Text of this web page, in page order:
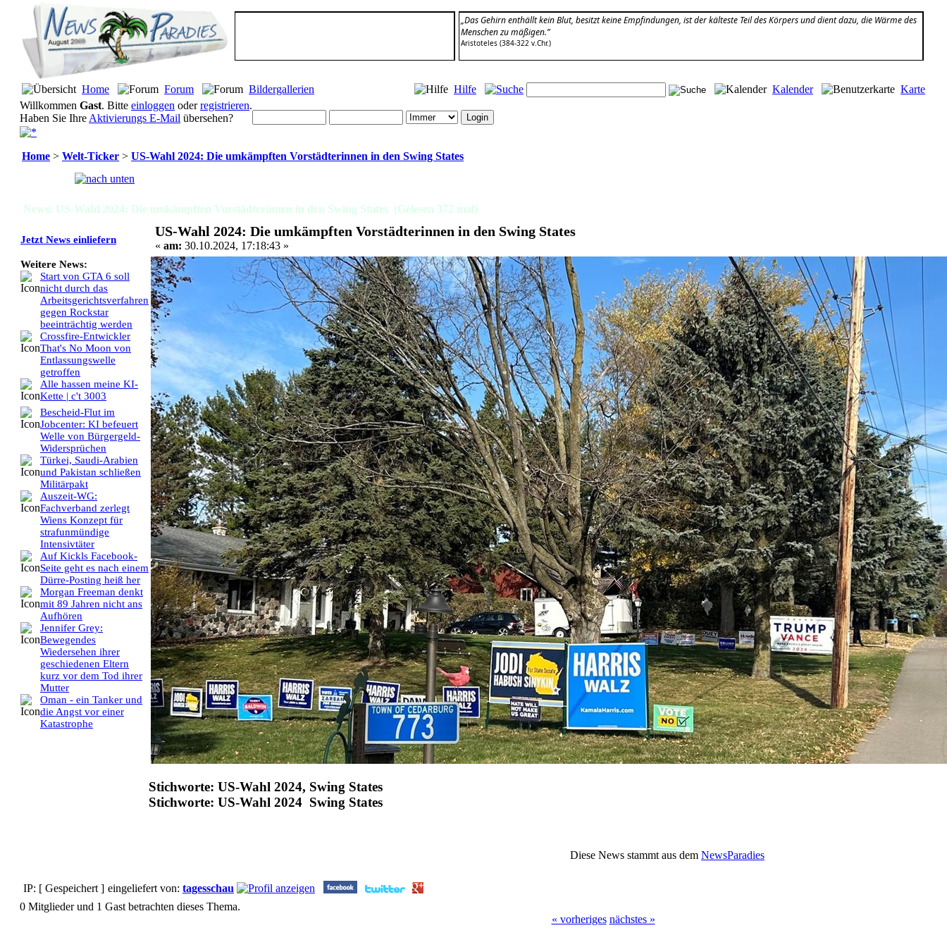
„Das Gehirn enthällt kein Blut, besitzt keine Empfindungen, ist der kälteste Teil des Körpers und dient dazu, die Wärme des
Menschen zu mäßigen.”
Aristoteles (384-322 v.Chr.)
Home Forum Bildergallerien Hilfe Kalender
Karte
Willkommen Gast. Bitte einloggen oderregistrieren.
Haben Sie Ihre Aktivierungs E-Mail übersehen?
Home > Welt-Ticker > US-Wahl 2024: Die umkämpften Vorstädterinnen in den Swing States
News: US-Wahl 2024: Die umkämpften Vorstädterinnen in den Swing States (Gelesen 372 mal)
Jetzt News einliefern
Weitere News:
Start von GTA 6 soll
nicht durch das
Arbeitsgerichtsverfahren
gegen Rockstar
beeinträchtig werden
Crossfire-Entwickler
That's No Moon von
Entlassungswelle
getroffen
Alle hassen meine KI-
Kette | c't 3003
Bescheid-Flut im
Jobcenter: KI befeuert
Welle von Bürgergeld-
Widersprüchen
Türkei, Saudi-Arabien
und Pakistan schließen
Militärpakt
Auszeit-WG:
Fachverband zerlegt
Wiens Konzept für
strafunmündige
Intensivtäter
Auf Kickls Facebook-
Seite geht es nach einem
Dürre-Posting heiß her
Morgan Freeman denkt
mit 89 Jahren nicht ans
Aufhören
Jennifer Grey:
Bewegendes
Wiedersehen ihrer
geschiedenen Eltern
kurz vor dem Tod ihrer
Mutter
Oman - ein Tanker und
die Angst vor einer
Katastrophe
US-Wahl 2024: Die umkämpften Vorstädterinnen in den Swing States
« am: 30.10.2024, 17:18:43 »
Stichworte: US-Wahl 2024, Swing States
Stichworte: US-Wahl 2024 Swing States
Diese News stammt aus dem NewsParadies
IP: [ Gespeichert ] eingeliefert von: tagesschau
0 Mitglieder und 1 Gast betrachten dieses Thema.
« vorheriges nächstes »